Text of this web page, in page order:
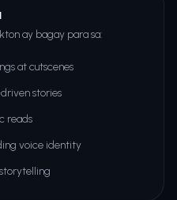
ay bagay para sa:
at cutscenes
stories
reads
voice identity